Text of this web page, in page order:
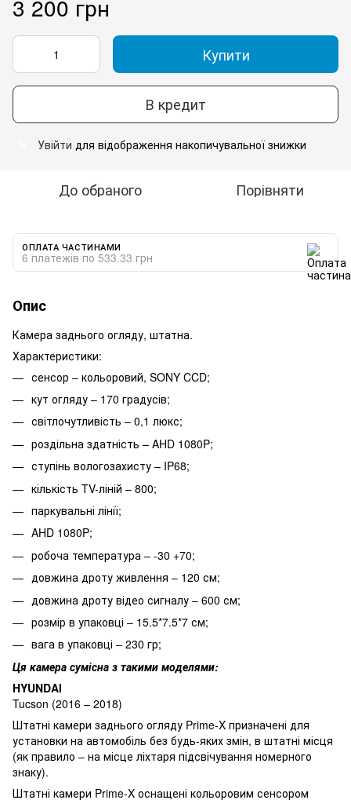
3 200 грн
Купити
В кредит
Увійти для відображення накопичувальної знижки
До обраного Порівняти
ОПЛАТА ЧАСТИНАМИ
6 платежів по 533.33 грн
Опис
Камера заднього огляду, штатна.
Характеристики:
сенсор – кольоровий, SONY CCD;
кут огляду – 170 градусів;
світлочутливість – 0,1 люкс;
роздільна здатність – AHD 1080P;
ступінь вологозахисту – IP68;
кількість TV-ліній – 800;
паркувальні лінії;
AHD 1080P;
робоча температура – -30 +70;
довжина дроту живлення – 120 см;
довжина дроту відео сигналу – 600 см;
розмір в упаковці – 15.5*7.5*7 см;
вага в упаковці – 230 гр;
Ця камера сумісна з такими моделями:
HYUNDAI
Tucson (2016 – 2018)
Штатні камери заднього огляду Prime-X призначені для
установки на автомобіль без будь-яких змін, в штатні місця
(як правило – на місце ліхтаря підсвічування номерного
знаку).
Штатні камери Prime-X оснащені кольоровим сенсором